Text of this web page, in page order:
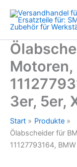
Inhalt
springen
3er, 5er,
Start
Produkte
Ölabscheider für
11127793164,